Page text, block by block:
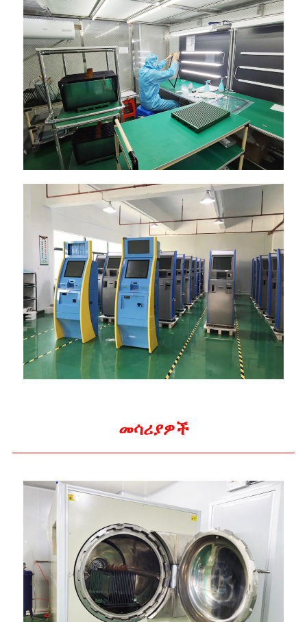
መሳሪያዎች